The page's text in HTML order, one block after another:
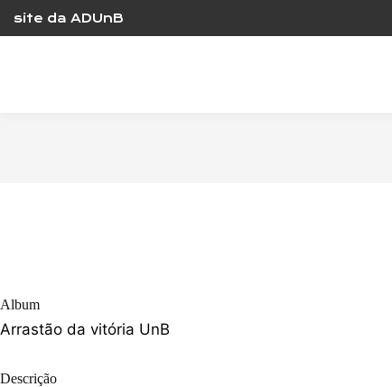
content
site da ADUnB
Album
Arrastão da vitória UnB
Descrição